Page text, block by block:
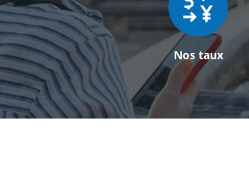
Nos taux